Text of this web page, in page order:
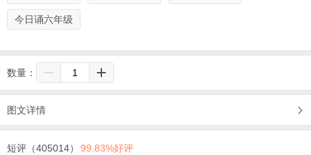
今日诵六年级
数量：
图文详情
短评（405014） 99.83%好评